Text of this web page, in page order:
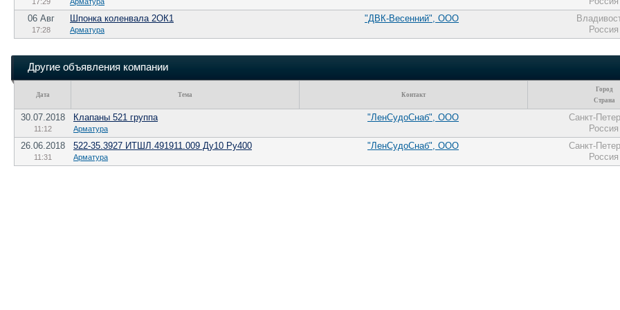
06 Авг
17:28
Шпонка коленвала 2ОК1
Арматура
"ДВК-Весенний", ООО
Россия
Другие объявления компании
Дата Тема Контакт
Город
Страна
30.07.2018
11:12
Клапаны 521 группа
Арматура
"ЛенСудоСнаб", ООО
Санкт-
Россия
26.06.2018
11:31
522-35.3927 ИТШЛ.491911.009 Ду10 Ру400
Арматура
"ЛенСудоСнаб", ООО
Санкт-
Россия